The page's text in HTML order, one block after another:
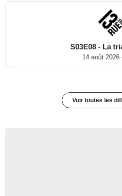
S03E08 - La
14 août 2026
Voir toutes les